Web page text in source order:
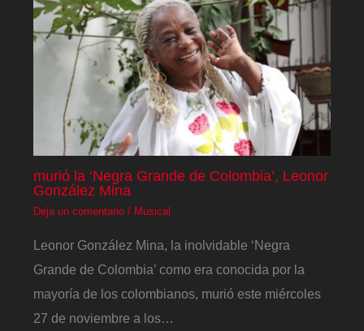
murió la ‘Negra Grande de Colombia’, Leonor
González Mina
Deja un comentario / Musical
Leonor González Mina, la inolvidable ‘Negra
Grande de Colombia’ como era conocida por la
mayoría de los colombianos, murió este miércoles
27 de noviembre a los…